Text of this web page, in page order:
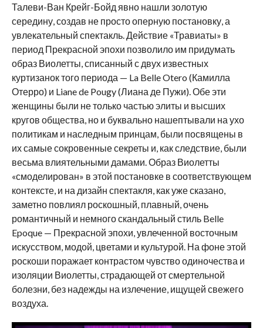
Талеви-Ван Крейг-Бойд явно нашли золотую
середину, создав не просто оперную постановку, а
увлекательный спектакль. Действие «Травиаты» в
период Прекрасной эпохи позволило им придумать
образ Виолетты, списанный с двух известных
куртизанок того периода — La Belle Otero (Камилла
Отерро) и Liane de Pougy (Лиана де Пужи). Обе эти
женщины были не только частью элиты и высших
кругов общества, но и буквально нашептывали на ухо
политикам и наследным принцам, были посвящены в
их самые сокровенные секреты и, как следствие, были
весьма влиятельными дамами. Образ Виолетты
«смоделирован» в этой постановке в соответствующем
контексте, и на дизайн спектакля, как уже сказано,
заметно повлиял роскошный, плавный, очень
романтичный и немного скандальный стиль Belle
Epoque — Прекрасной эпохи, увлеченной восточным
искусством, модой, цветами и культурой. На фоне этой
роскоши поражает контрастом чувство одиночества и
изоляции Виолетты, страдающей от смертельной
болезни, без надежды на излечение, ищущей свежего
воздуха.